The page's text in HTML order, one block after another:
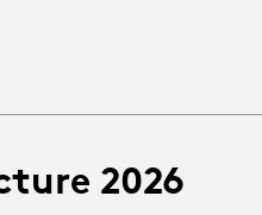
2026